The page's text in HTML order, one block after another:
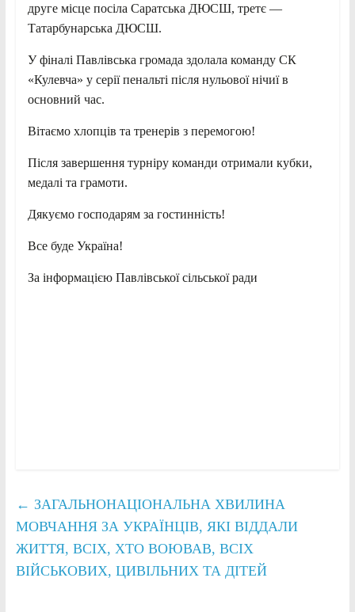
друге місце посіла Саратська ДЮСШ, третє —
Татарбунарська ДЮСШ.
У фіналі Павлівська громада здолала команду СК
«Кулевча» у серії пенальті після нульової нічиї в
основний час.
Вітаємо хлопців та тренерів з перемогою!
Після завершення турніру команди отримали кубки,
медалі та грамоти.
Дякуємо господарям за гостинність!
Все буде Україна!
За інформацією Павлівської сільської ради
← ЗАГАЛЬНОНАЦІОНАЛЬНА ХВИЛИНА
МОВЧАННЯ ЗА УКРАЇНЦІВ, ЯКІ ВІДДАЛИ
ЖИТТЯ, ВСІХ, ХТО ВОЮВАВ, ВСІХ
ВІЙСЬКОВИХ, ЦИВІЛЬНИХ ТА ДІТЕЙ